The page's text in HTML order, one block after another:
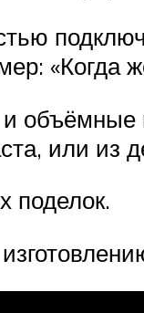
«Когда
объёмные
или из
поделок.